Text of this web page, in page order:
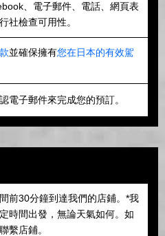
、電子郵件、電話、網頁表
社檢查可用性。
並確保擁有您在日本的有效駕
電子郵件來完成您的預訂。
前30分鐘到達我們的店鋪。*我
時間出發，無論天氣如何。如
繫店鋪。